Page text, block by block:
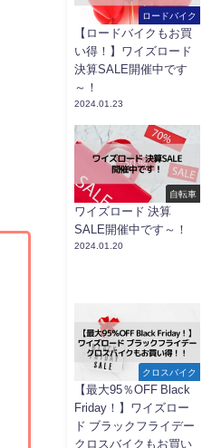
ロードバイク
【ロードバイクもお買
い得！】ワイズロード
決算SALE開催中です
～！
2024.01.23
自転車
ワイズロード 決算
SALE開催中です～！
2024.01.20
クロスバイク
【最大95％OFF Black
Friday！】ワイズロー
ド ブラックフライデー
クロスバイクもお買い